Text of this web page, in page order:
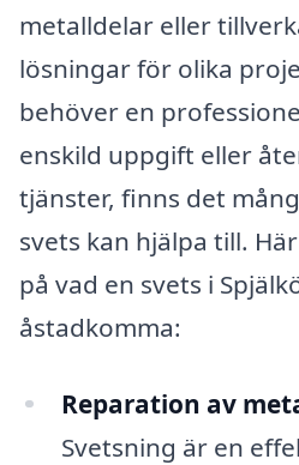
metalldelar eller
lösningar för olika
behöver en
enskild uppgift eller
tjänster, finns det
svets kan hjälpa till.
på vad en svets i
åstadkomma:
Reparation av
Svetsning är en